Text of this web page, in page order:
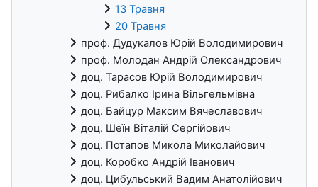
13 Травня
20 Травня
проф. Дудукалов Юрій Володимирович
проф. Молодан Андрій Олександрович
доц. Тарасов Юрій Володимирович
доц. Рибалко Ірина Вільгельмівна
доц. Байцур Максим Вячеславович
доц. Шеїн Віталій Сергійович
доц. Потапов Микола Миколайович
доц. Коробко Андрій Іванович
доц. Цибульський Вадим Анатолійович